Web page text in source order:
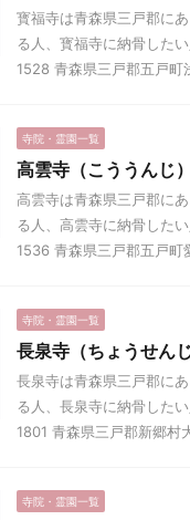
寳福寺は青森県三戸郡に
る人、寳福寺に納骨した
1528 青森県三戸郡五戸町
寺院・霊園一覧
高雲寺（こううんじ
高雲寺は青森県三戸郡に
る人、高雲寺に納骨した
1536 青森県三戸郡五戸町
寺院・霊園一覧
長泉寺（ちょうせん
長泉寺は青森県三戸郡に
る人、長泉寺に納骨した
1801 青森県三戸郡新郷村
寺院・霊園一覧